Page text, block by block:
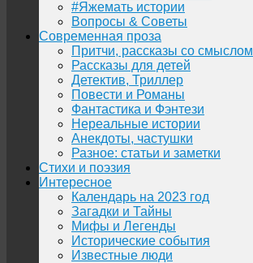
#Яжемать истории
Вопросы & Советы
Современная проза
Притчи, рассказы со смыслом
Рассказы для детей
Детектив, Триллер
Повести и Романы
Фантастика и Фэнтези
Нереальные истории
Анекдоты, частушки
Разное: статьи и заметки
Стихи и поэзия
Интересное
Календарь на 2023 год
Загадки и Тайны
Мифы и Легенды
Исторические события
Известные люди